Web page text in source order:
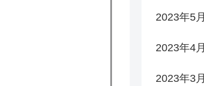
2023年5月
2023年4月
2023年3月